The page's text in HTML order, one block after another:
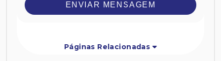
ENVIAR MENSAGEM
Páginas Relacionadas